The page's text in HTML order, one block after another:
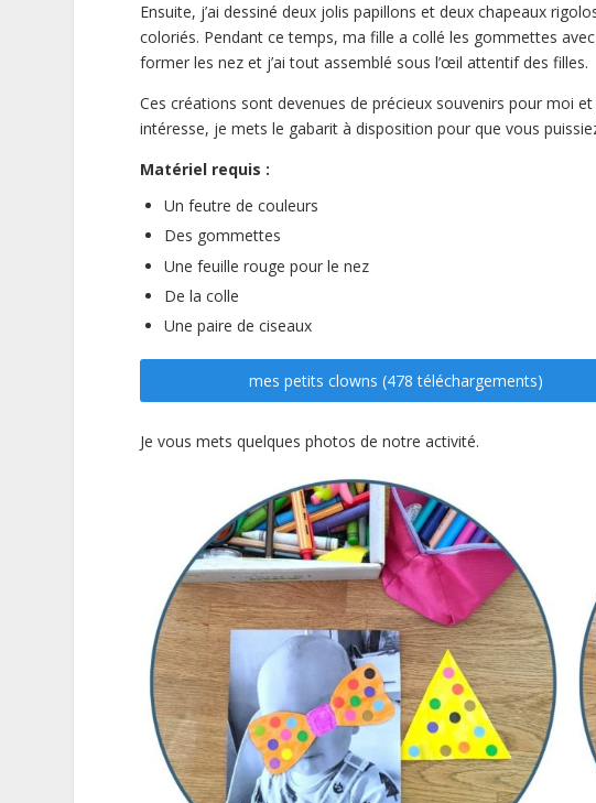
Ensuite, j’ai dessiné deux jolis papillons et deux chapeaux
coloriés. Pendant ce temps, ma fille a collé les gommettes
former les nez et j’ai tout assemblé sous l’œil attentif des filles.
Ces créations sont devenues de précieux souvenirs pour moi
intéresse, je mets le gabarit à disposition pour que vous
Matériel requis :
Un feutre de couleurs
Des gommettes
Une feuille rouge pour le nez
De la colle
Une paire de ciseaux
mes petits clowns (478 téléchargements)
Je vous mets quelques photos de notre activité.